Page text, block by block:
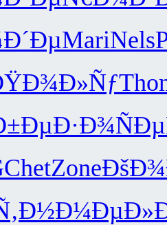
MariNels
ChetZone